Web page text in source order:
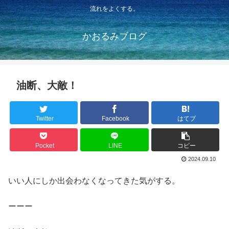
流れをよくする。
かおるみブログ
油断、大敵！
Twitter Facebook はてブ
Pocket LINE コピー
2024.09.10
いい人にしか出会わなくなってきた気がする。
ーーー